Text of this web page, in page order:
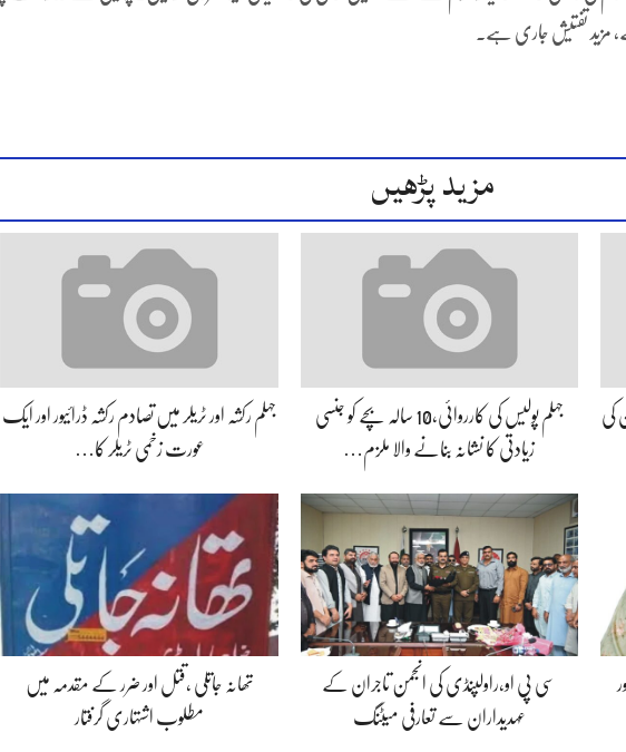
مزید تفتیش جاری ہے۔
مزید پڑھیں
کی
جہلم پولیس کی کارروائی،10 سالہ بچے کو جنسی
زیادتی کا نشانہ بنانے والا ملزم…
جہلم رکشہ اور ٹریلر میں تصادم رکشہ ڈرائیور اور ایک
عورت زخمی ٹریلر کا…
سی پی او،راولپنڈی کی انجمن تاجران کے
عہدیداران سے تعارفی میٹنگ
تھانہ جاتلی ،قتل اور ضرر کے مقدمہ میں
مطلوب اشتہاری گرفتار